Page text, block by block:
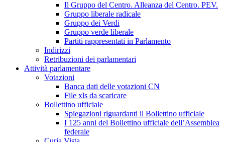
Il Gruppo del Centro. Alleanza del Centro. PEV.
Gruppo liberale radicale
Gruppo dei Verdi
Gruppo verde liberale
Partiti rappresentati in Parlamento
Indirizzi
Retribuzioni dei parlamentari
Attività parlamentare
Votazioni
Banca dati delle votazioni CN
File xls da scaricare
Bollettino ufficiale
Spiegazioni riguardanti il Bollettino ufficiale
I 125 anni del Bollettino ufficiale dell’Assemblea
federale